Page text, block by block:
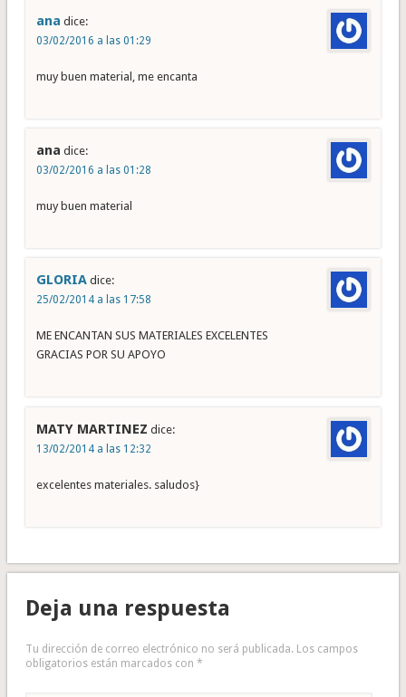
ana dice:
03/02/2016 a las 01:29
muy buen material, me encanta
ana dice:
03/02/2016 a las 01:28
muy buen material
GLORIA dice:
25/02/2014 a las 17:58
ME ENCANTAN SUS MATERIALES EXCELENTES
GRACIAS POR SU APOYO
MATY MARTINEZ dice:
13/02/2014 a las 12:32
excelentes materiales. saludos}
Deja una respuesta
Tu dirección de correo electrónico no será publicada. Los campos
obligatorios están marcados con *